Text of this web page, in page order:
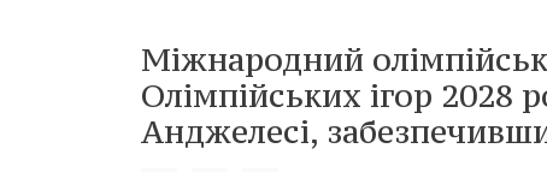
Міжнародний
Олімпійських ігор 2028
Анджелесі,